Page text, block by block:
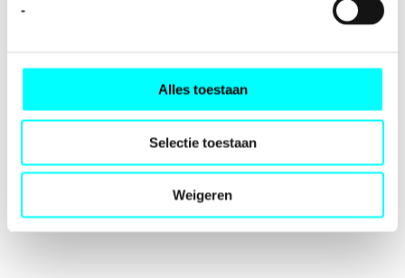
-
Alles toestaan
Selectie toestaan
Weigeren